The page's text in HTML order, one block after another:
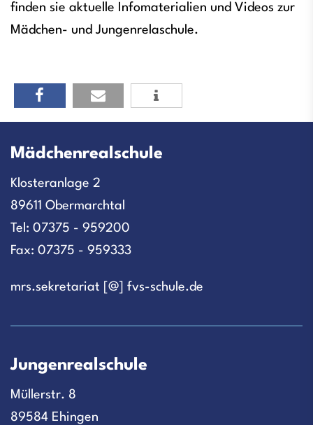
finden sie aktuelle Infomaterialien und Videos zur
Mädchen- und Jungenrelaschule.
Mädchenrealschule
Klosteranlage 2
89611 Obermarchtal
Tel: 07375 - 959200
Fax: 07375 - 959333
mrs.sekretariat [@] fvs-schule.de
Jungenrealschule
Müllerstr. 8
89584 Ehingen